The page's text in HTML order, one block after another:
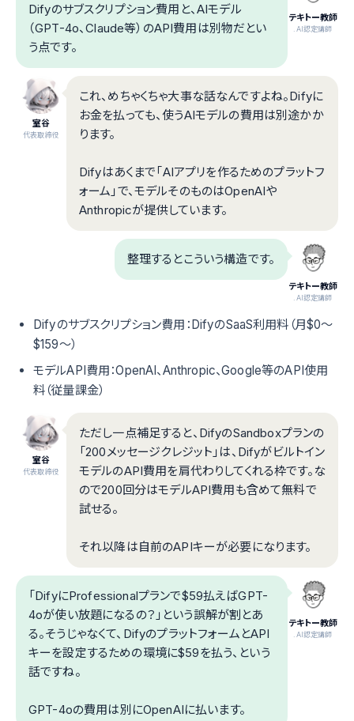
テキトー教師
.AI認定講師
Difyのサブスクリプション費用と、AIモデル
（GPT-4o、Claude等）のAPI費用は別物だとい
う点です。
室谷
代表取締役
これ、めちゃくちゃ大事な話なんですよね。Difyに
お金を払っても、使うAIモデルの費用は別途かか
ります。
Difyはあくまで「AIアプリを作るためのプラットフ
ォーム」で、モデルそのものはOpenAIや
Anthropicが提供しています。
テキトー教師
.AI認定講師
整理するとこういう構造です。
Difyのサブスクリプション費用：DifyのSaaS利用料（月$0〜
$159〜）
モデルAPI費用：OpenAI、Anthropic、Google等のAPI使用
料（従量課金）
室谷
代表取締役
ただし一点補足すると、DifyのSandboxプランの
「200メッセージクレジット」は、Difyがビルトイン
モデルのAPI費用を肩代わりしてくれる枠です。な
ので200回分はモデルAPI費用も含めて無料で
試せる。
それ以降は自前のAPIキーが必要になります。
テキトー教師
.AI認定講師
「DifyにProfessionalプランで$59払えばGPT-
4oが使い放題になるの？」という誤解が割とあ
る。そうじゃなくて、DifyのプラットフォームとAPI
キーを設定するための環境に$59を払う、という
話ですね。
GPT-4oの費用は別にOpenAIに払います。